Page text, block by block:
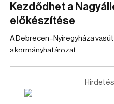
Kezdődhet a
előkészítése
A Debrecen–Nyíregyháza
a kormányhatározat.
Hirdetés